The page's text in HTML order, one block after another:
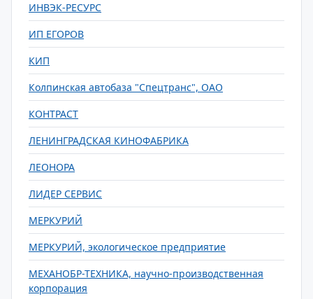
ИНВЭК-РЕСУРС
ИП ЕГОРОВ
КИП
Колпинская автобаза "Спецтранс", ОАО
КОНТРАСТ
ЛЕНИНГРАДСКАЯ КИНОФАБРИКА
ЛЕОНОРА
ЛИДЕР СЕРВИС
МЕРКУРИЙ
МЕРКУРИЙ, экологическое предприятие
МЕХАНОБР-ТЕХНИКА, научно-производственная
корпорация